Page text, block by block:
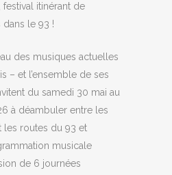
festival itinérant de
le 93 !
des musiques actuelles
– et l’ensemble de ses
du samedi 30 mai au
à déambuler entre les
les routes du 93 et
musicale
de 6 journées